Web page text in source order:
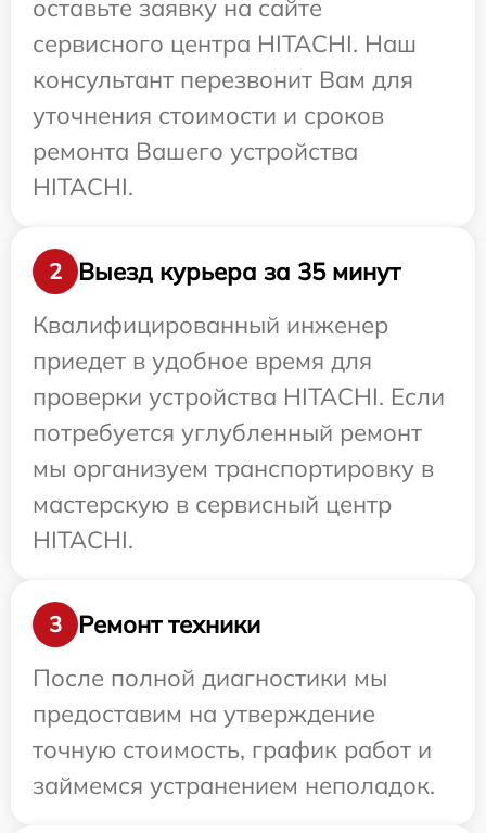
оставьте заявку на сайте
сервисного центра HITACHI. Наш
консультант перезвонит Вам для
уточнения стоимости и сроков
ремонта Вашего устройства
HITACHI.
2
Выезд курьера за 35 минут
Квалифицированный инженер
приедет в удобное время для
проверки устройства HITACHI. Если
потребуется углубленный ремонт
мы организуем транспортировку в
мастерскую в сервисный центр
HITACHI.
3
Ремонт техники
После полной диагностики мы
предоставим на утверждение
точную стоимость, график работ и
займемся устранением неполадок.